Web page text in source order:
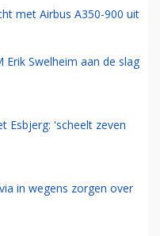
met Airbus A350-900 uit
Swelheim aan de slag
Esbjerg: 'scheelt zeven
in wegens zorgen over